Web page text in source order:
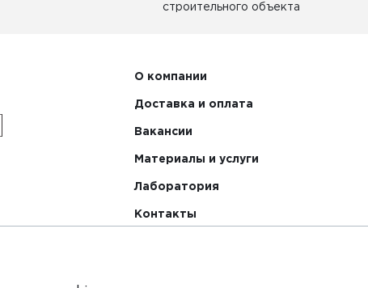
строительного объекта
О компании
Доставка и оплата
Вакансии
Материалы и услуги
Лаборатория
Контакты